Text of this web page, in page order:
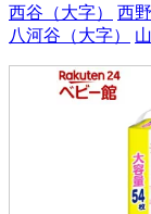
西谷（大字）
西
八河谷（大字）